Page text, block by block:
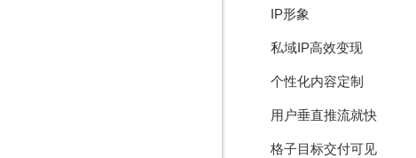
IP形象
私域IP高效变现
个性化内容定制
用户垂直推流就快
格子目标交付可见